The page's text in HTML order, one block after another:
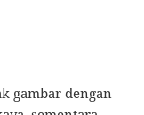
gambar dengan